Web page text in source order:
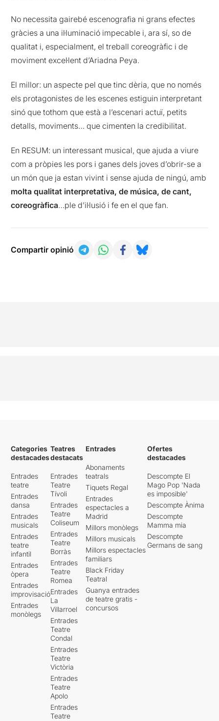
No necessita gairebé escenografia ni grans efectes
gràcies a una il·luminació impecable i, ara sí, so de
qualitat i, especialment, el treball coreogràfic i de
moviment excel·lent d’Ariadna Peya.
El millor: un aspecte pel que tinc dèria, que no només
els protagonistes de les escenes estiguin interpretant
sinó que tothom que està a l’escenari actuï, petits
detalls, moviments… que cimenten la credibilitat.
En RESUM: un interessant musical, que ajuda a viure
com a pròpies les pors i ganes dels joves d’obrir-se a
un món que ja estan vivint i sense ajuda de ningú, amb
molta qualitat interpretativa, de música, de cant,
coreogràfica…ple d’il·lusió i fe en el que fan.
Compartir opinió
Categories
destacades
Entrades
teatre
Entrades
dansa
Entrades
musicals
Entrades
teatre
infantil
Entrades
òpera
Entrades
improvisació
Entrades
monòlegs
Teatres
destacats
Entrades
Teatre
Tívoli
Entrades
Teatre
Coliseum
Entrades
Teatre
Borràs
Entrades
Teatre
Romea
Entrades
La
Villarroel
Entrades
Teatre
Condal
Entrades
Teatre
Victòria
Entrades
Teatre
Apolo
Entrades
Teatre
Entrades
Abonaments
teatrals
Tiquets Regal
Entrades
espectacles a
Madrid
Millors monòlegs
Millors musicals
Millors espectacles
familiars
Black Friday
Teatral
Guanya entrades
de teatre gratis -
concursos
Ofertes
destacades
Descompte El
Mago Pop 'Nada
es imposible'
Descompte Ànima
Descompte
Mamma mia
Descompte
Germans de sang